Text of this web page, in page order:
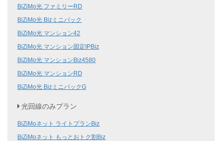
BiZiMo光 ファミリーRD
BiZiMo光 Bizミニパック
BiZiMo光 マンション42
BiZiMo光 マンション固定IPBiz
BiZiMo光 マンションBiz4580
BiZiMo光 マンションRD
BiZiMo光 BizミニパックG
光回線のみプラン
BiZiMoネット ライトプランBiz
BiZiMoネット もっとおトク割Biz